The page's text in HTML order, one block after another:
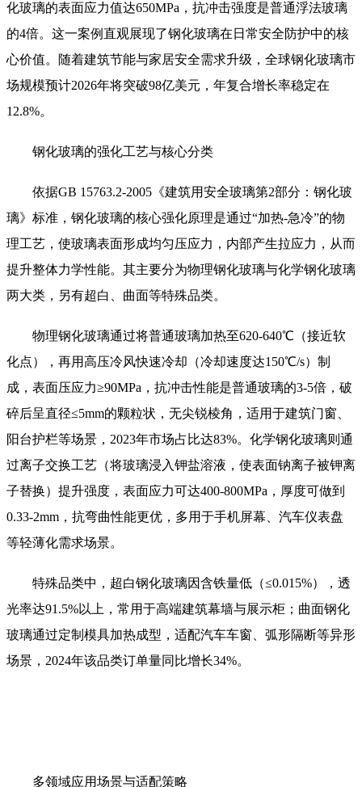
化玻璃的表面应力值达650MPa，抗冲击强度是普通浮法玻璃
的4倍。这一案例直观展现了钢化玻璃在日常安全防护中的核
心价值。随着建筑节能与家居安全需求升级，全球钢化玻璃市
场规模预计2026年将突破98亿美元，年复合增长率稳定在
12.8%。
钢化玻璃的强化工艺与核心分类
依据GB 15763.2-2005《建筑用安全玻璃第2部分：钢化玻
璃》标准，钢化玻璃的核心强化原理是通过“加热-急冷”的物
理工艺，使玻璃表面形成均匀压应力，内部产生拉应力，从而
提升整体力学性能。其主要分为物理钢化玻璃与化学钢化玻璃
两大类，另有超白、曲面等特殊品类。
物理钢化玻璃通过将普通玻璃加热至620-640℃（接近软
化点），再用高压冷风快速冷却（冷却速度达150℃/s）制
成，表面压应力≥90MPa，抗冲击性能是普通玻璃的3-5倍，破
碎后呈直径≤5mm的颗粒状，无尖锐棱角，适用于建筑门窗、
阳台护栏等场景，2023年市场占比达83%。化学钢化玻璃则通
过离子交换工艺（将玻璃浸入钾盐溶液，使表面钠离子被钾离
子替换）提升强度，表面应力可达400-800MPa，厚度可做到
0.33-2mm，抗弯曲性能更优，多用于手机屏幕、汽车仪表盘
等轻薄化需求场景。
特殊品类中，超白钢化玻璃因含铁量低（≤0.015%），透
光率达91.5%以上，常用于高端建筑幕墙与展示柜；曲面钢化
玻璃通过定制模具加热成型，适配汽车车窗、弧形隔断等异形
场景，2024年该品类订单量同比增长34%。
多领域应用场景与适配策略